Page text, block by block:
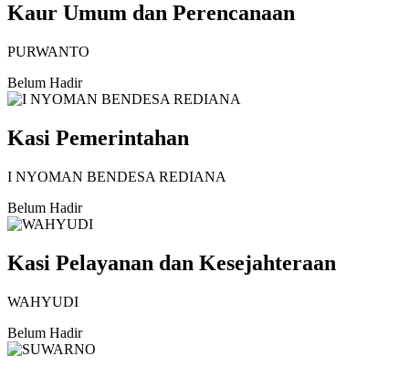
Kaur Umum dan Perencanaan
PURWANTO
Belum Hadir
Kasi Pemerintahan
I NYOMAN BENDESA REDIANA
Belum Hadir
Kasi Pelayanan dan Kesejahteraan
WAHYUDI
Belum Hadir